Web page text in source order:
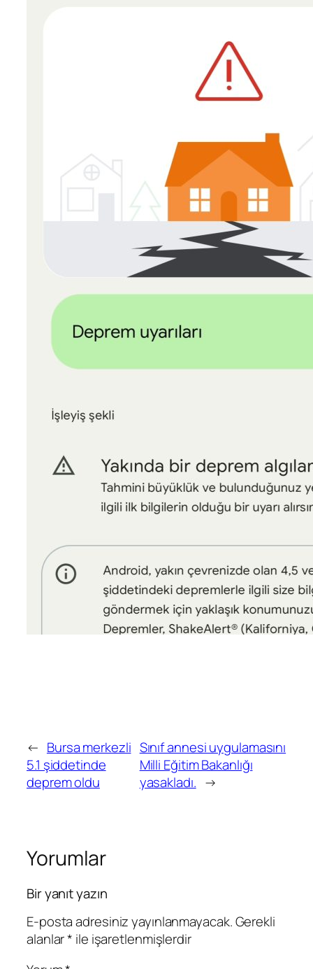
← Bursa merkezli
5.1 şiddetinde
deprem oldu
Sınıf annesi uygulamasını
Milli Eğitim Bakanlığı
yasakladı. →
Yorumlar
Bir yanıt yazın
E-posta adresiniz yayınlanmayacak.Gerekli
alanlar* ile işaretlenmişlerdir